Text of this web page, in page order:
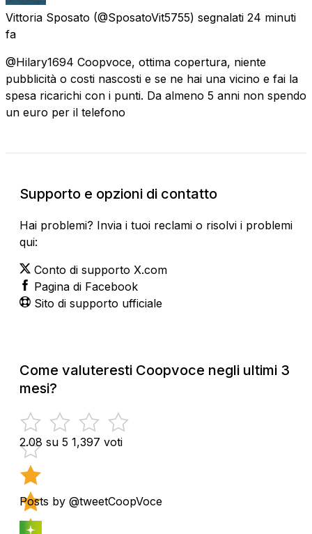
Vittoria Sposato (@SposatoVit5755) segnalati 24 minuti
fa
@Hilary1694 Coopvoce, ottima copertura, niente
pubblicità o costi nascosti e se ne hai una vicino e fai la
spesa ricarichi con i punti. Da almeno 5 anni non spendo
un euro per il telefono
Supporto e opzioni di contatto
Hai problemi? Invia i tuoi reclami o risolvi i problemi
qui:
Conto di supporto X.com
Pagina di Facebook
Sito di supporto ufficiale
Come valuteresti Coopvoce negli ultimi 3
mesi?
2.08 su 5 1,397 voti
Posts by @tweetCoopVoce